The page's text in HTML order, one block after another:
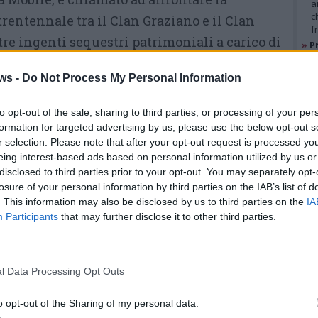
- Do Not Process My Personal Information
opt-out of the sale, sharing to third parties, or processing of your
for targeted advertising by us, please use the below opt-out
selection. Please note that after your opt-out request is processed
interest-based ads based on personal information utilized by us
to third parties prior to your opt-out. You may separately
of your personal information by third parties on the IAB’s list of
This information may also be disclosed by us to third parties on the
Participants that may further disclose it to other third parties.
Data Processing Opt Outs
opt-out of the Sharing of my personal data.
tra il Clan Graziano e il Clan
ingenti sequestri patrimoniali a carico di
dei Cava, successivamente
Nel 2018 riveste per la prima volta
presso la Questura di Crotone,
anni.Nel 2023 è assegnato alla Questura di
di Vicario, dove dà impulso all’attività
più complessi servizi di Ordine e Sicurezza
Dott.ssa Silvia Passoni che consegue la
della Polizia di Stato.Di origine
dopo la frequentazione a Roma del corso
di Stato tra il dicembre 2004 e il
servizio effettivo nel gennaio 2007.
»